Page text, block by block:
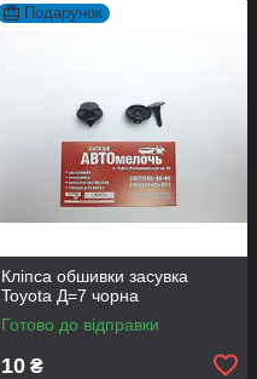
Подарунок
Кліпса обшивки засувка
Toyota Д=7 чорна
Готово до відправки
10 ₴